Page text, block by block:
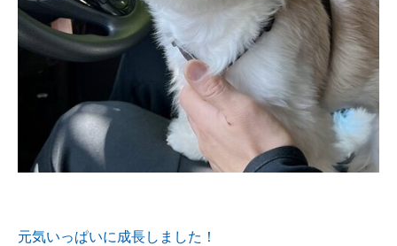
元気いっぱいに成長しました！